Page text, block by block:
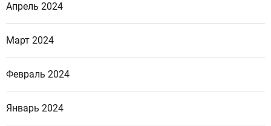
Апрель 2024
Март 2024
Февраль 2024
Январь 2024